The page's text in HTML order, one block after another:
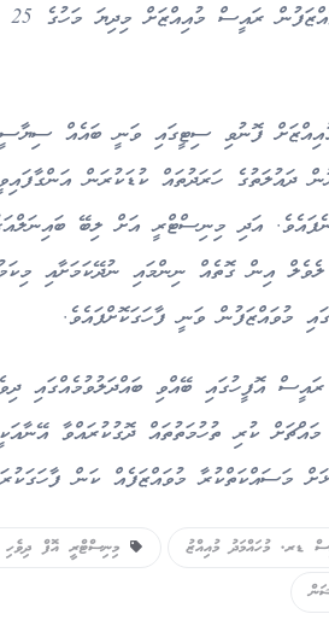
ފޮނުވި ސިޓީގައި ވަނީ ބައެއް
ދައުލަތުގެ ހަރަދުތައް ކުޑަކުރަން
އަދި މިނިސްޓްރީ އަށް ލިބޭ
އިން ގޮތެއް ނިންމައި ނުދޭކަމަށާއި
މުވައްޒަފުން ވަނީ ފާހަގަކޮށްފައެވެ.
އޮފީހުގައި ބޭއްވި ބައްދަލުވުމެއްގައި
ކުރި ތުހުމަތުތައް ދޮގުކުރައްވާ
މަސައްކަތްކުރާ މުވައްޒަފެއް ކަން
ޑރ. މުހައްމަދު މުއިއްޒު
މިނިސްޓްރީ އޮފް ދިވެހި